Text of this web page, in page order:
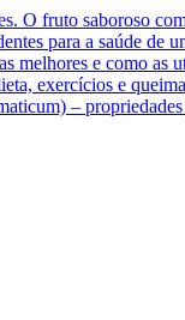
O fruto saboroso
para a saúde de
melhores e como as
exercícios e
–